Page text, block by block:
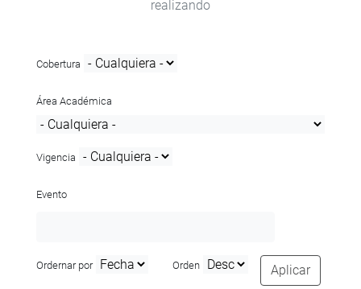
realizando
Cobertura
Área Académica
Vigencia
Evento
Ordernar por Orden Aplicar